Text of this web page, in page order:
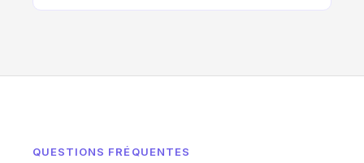
QUESTIONS FRÉQUENTES